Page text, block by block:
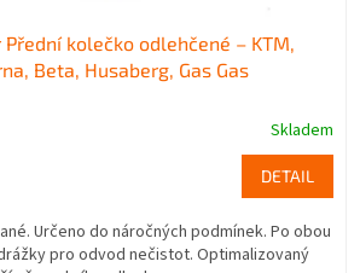
kolečko odlehčené – KTM,
Beta, Husaberg, Gas Gas
Skladem
DETAIL
Určeno do náročných podmínek. Po obou
pro odvod nečistot. Optimalizovaný